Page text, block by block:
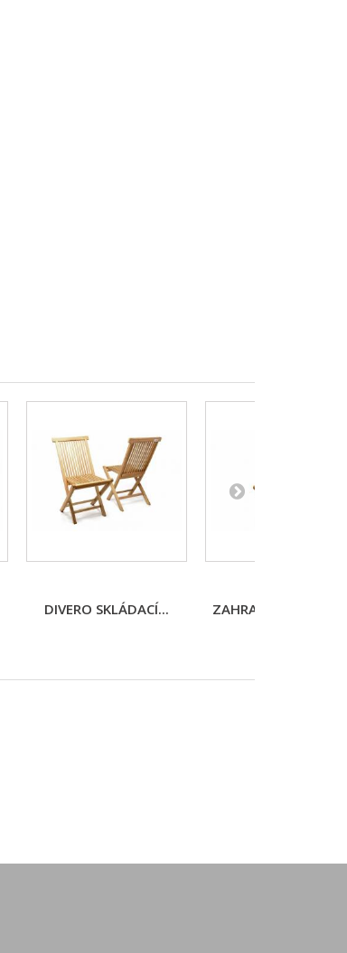
DIVERO SKLÁDACÍ... ZAHRADNÍ